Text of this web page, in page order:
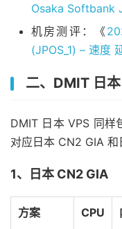
Osaka Softbank
机房测评：《
(JPOS_1) – 速度
二、DMIT 日
DMIT 日本 VPS 同样
对应日本 CN2 GIA 和
1、日本 CN2 GIA
方案 CPU